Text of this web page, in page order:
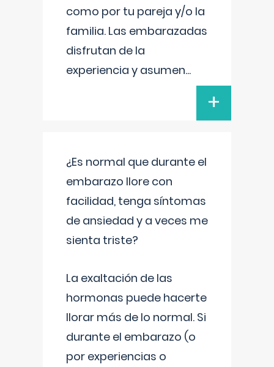
como por tu pareja y/o la
familia. Las embarazadas
disfrutan de la
experiencia y asumen...
+
¿Es normal que durante el
embarazo llore con
facilidad, tenga síntomas
de ansiedad y a veces me
sienta triste?
La exaltación de las
hormonas puede hacerte
llorar más de lo normal. Si
durante el embarazo (o
por experiencias o